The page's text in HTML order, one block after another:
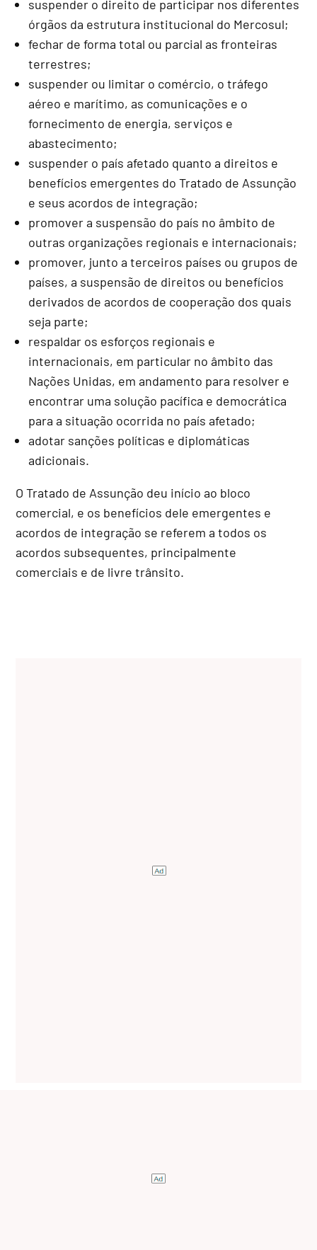
suspender o direito de participar nos diferentes
órgãos da estrutura institucional do Mercosul;
fechar de forma total ou parcial as fronteiras
terrestres;
suspender ou limitar o comércio, o tráfego
aéreo e marítimo, as comunicações e o
fornecimento de energia, serviços e
abastecimento;
suspender o país afetado quanto a direitos e
benefícios emergentes do Tratado de Assunção
e seus acordos de integração;
promover a suspensão do país no âmbito de
outras organizações regionais e internacionais;
promover, junto a terceiros países ou grupos de
países, a suspensão de direitos ou benefícios
derivados de acordos de cooperação dos quais
seja parte;
respaldar os esforços regionais e
internacionais, em particular no âmbito das
Nações Unidas, em andamento para resolver e
encontrar uma solução pacífica e democrática
para a situação ocorrida no país afetado;
adotar sanções políticas e diplomáticas
adicionais.
O Tratado de Assunção deu início ao bloco
comercial, e os benefícios dele emergentes e
acordos de integração se referem a todos os
acordos subsequentes, principalmente
comerciais e de livre trânsito.